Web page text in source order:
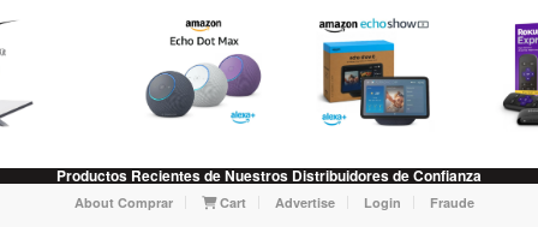
Productos Recientes de Nuestros Distribuidores de Confianza
About Comprar Cart Advertise Login
Fraude